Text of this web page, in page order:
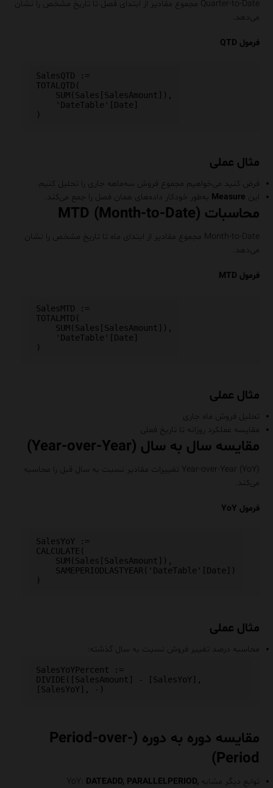
Quarter-to-Date مجموع مقادیر از ابتدای فصل تا تاریخ مشخص را نشان
می‌دهد.
فرمول QTD
SalesQTD :=
TOTALQTD(
مثال عملی
فرض کنید می‌خواهیم مجموع فروش سه‌ماهه جاری را تحلیل کنیم.
این Measure به‌طور خودکار داده‌های همان فصل را جمع می‌کند.
محاسبات MTD (Month-to-Date)
Month-to-Date مجموع مقادیر از ابتدای ماه تا تاریخ مشخص را نشان
می‌دهد.
فرمول MTD
SalesMTD :=
TOTALMTD(
مثال عملی
تحلیل فروش ماه جاری
مقایسه عملکرد روزانه تا تاریخ فعلی
مقایسه سال به سال (Year-over-Year)
Year-over-Year (YoY) تغییرات مقادیر نسبت به سال قبل را محاسبه
می‌کند.
فرمول YoY
SalesYoY :=
CALCULATE(
مثال عملی
محاسبه درصد تغییر فروش نسبت به سال گذشته:
SalesYoYPercent :=
DIVIDE([SalesAmount] - [SalesYoY],
مقایسه دوره به دوره (Period-over-
Period)
توابع دیگر مشابه YoY: DATEADD, PARALLELPERIOD,